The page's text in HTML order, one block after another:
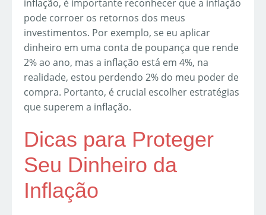
inflação, é importante reconhecer que a inflação
pode corroer os retornos dos meus
investimentos. Por exemplo, se eu aplicar
dinheiro em uma conta de poupança que rende
2% ao ano, mas a inflação está em 4%, na
realidade, estou perdendo 2% do meu poder de
compra. Portanto, é crucial escolher estratégias
que superem a inflação.
Dicas para Proteger
Seu Dinheiro da
Inflação